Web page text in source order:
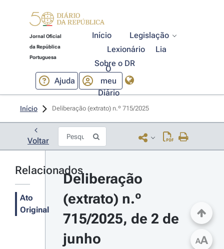
Jornal Oficial
da República
Portuguesa
Início
Legislação
Lexionário
Lia
Sobre o DR
Ajuda
O
meu
Diário
Início Deliberação (extrato) n.º 715/2025
Voltar
Relacionados
Ato
Original
Deliberação
(extrato) n.º
715/2025, de 2 de
junho
AA